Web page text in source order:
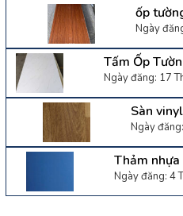
ốp
Ngày
Tấm Ốp
Ngày đăng: 17
Sàn
Ngày
Thảm
Ngày đăng: 4